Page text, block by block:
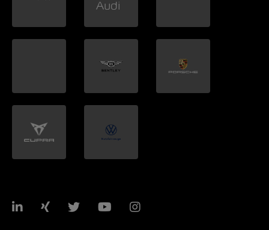
LinkedIn
Xing Twitter YouTubeInstagram